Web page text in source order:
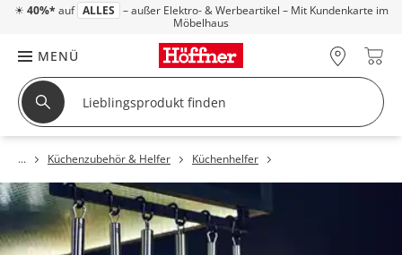
☀ 40%* auf ALLES – außer Elektro- & Werbeartikel – Mit Kundenkarte im
Möbelhaus
MENÜ
Küchenzubehör & Helfer Küchenhelfer